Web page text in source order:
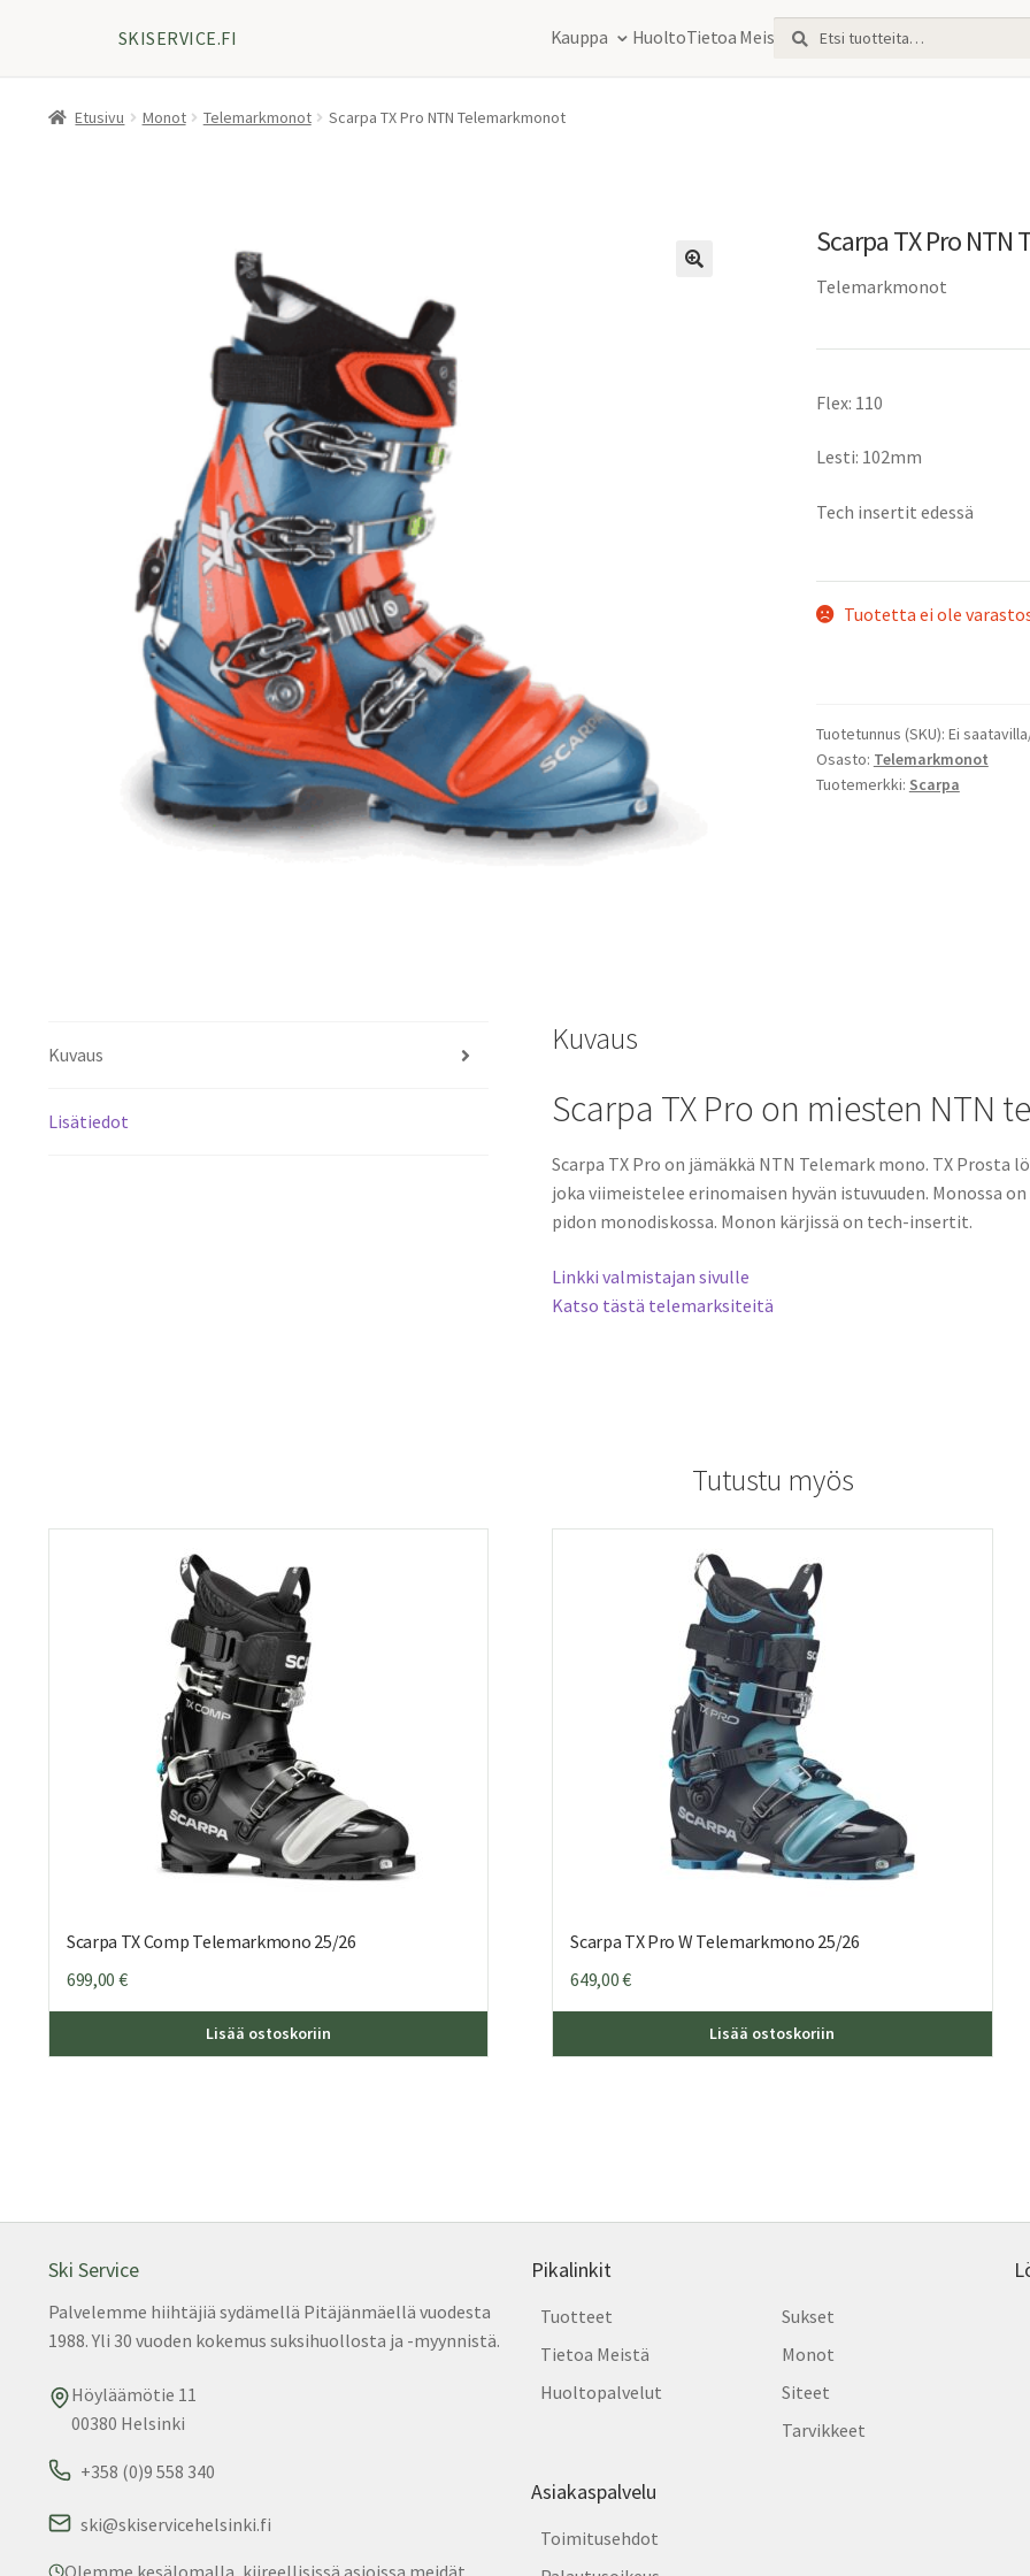
SKISERVICE.FI Kauppa HuoltoTietoa MeistäEtsi:
Haku
Etusivu Monot Telemarkmonot Scarpa TX Pro NTN Telemarkmonot
Scarpa TX Pro
Telemarkmonot
Flex: 110
Lesti: 102mm
Tech insertit edessä
Tuotetta ei ole
Tuotetunnus (SKU): Ei
Osasto: Telemarkmonot
Tuotemerkki: Scarpa
Kuvaus
Lisätiedot
Kuvaus
Scarpa TX Pro on miesten NTN
Scarpa TX Pro on jämäkkä NTN Telemark mono. TX Prosta
joka viimeistelee erinomaisen hyvän istuvuuden. Monossa
pidon monodiskossa. Monon kärjissä on tech-insertit.
Linkki valmistajan sivulle
Katso tästä telemarksiteitä
Tutustu myös
Scarpa TX Comp Telemarkmono 25/26
699,00 €
Lisää ostoskoriin
tuotteen
Scarpa TX Pro W Telemarkmono 25/26
649,00€
Lisää ostoskoriin
Ski Service
Palvelemme hiihtäjiä sydämellä Pitäjänmäellä vuodesta
1988. Yli 30 vuoden kokemus suksihuollosta ja -myynnistä.
Höyläämötie 11
00380 Helsinki
+358 (0)9 558 340
ski@skiservicehelsinki.fi
Pikalinkit
Tuotteet
Tietoa Meistä
Huoltopalvelut
Sukset
Monot
Siteet
Tarvikkeet
Asiakaspalvelu
Toimitusehdot